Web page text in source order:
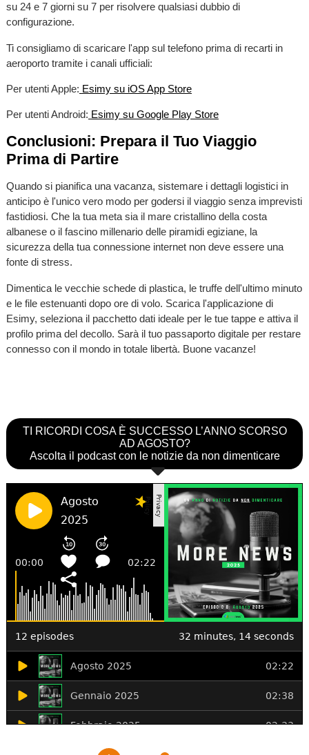
su 24 e 7 giorni su 7 per risolvere qualsiasi dubbio di
configurazione.
Ti consigliamo di scaricare l'app sul telefono prima di recarti in
aeroporto tramite i canali ufficiali:
Per utenti Apple: Esimy su iOS App Store
Per utenti Android: Esimy su Google Play Store
Conclusioni: Prepara il Tuo Viaggio
Prima di Partire
Quando si pianifica una vacanza, sistemare i dettagli logistici in
anticipo è l'unico vero modo per godersi il viaggio senza imprevisti
fastidiosi. Che la tua meta sia il mare cristallino della costa
albanese o il fascino millenario delle piramidi egiziane, la
sicurezza della tua connessione internet non deve essere una
fonte di stress.
Dimentica le vecchie schede di plastica, le truffe dell'ultimo minuto
e le file estenuanti dopo ore di volo. Scarica l'applicazione di
Esimy, seleziona il pacchetto dati ideale per le tue tappe e attiva il
profilo prima del decollo. Sarà il tuo passaporto digitale per restare
connesso con il mondo in totale libertà. Buone vacanze!
TI RICORDI COSA È SUCCESSO L’ANNO SCORSO
AD AGOSTO?
Ascolta il podcast con le notizie da non dimenticare